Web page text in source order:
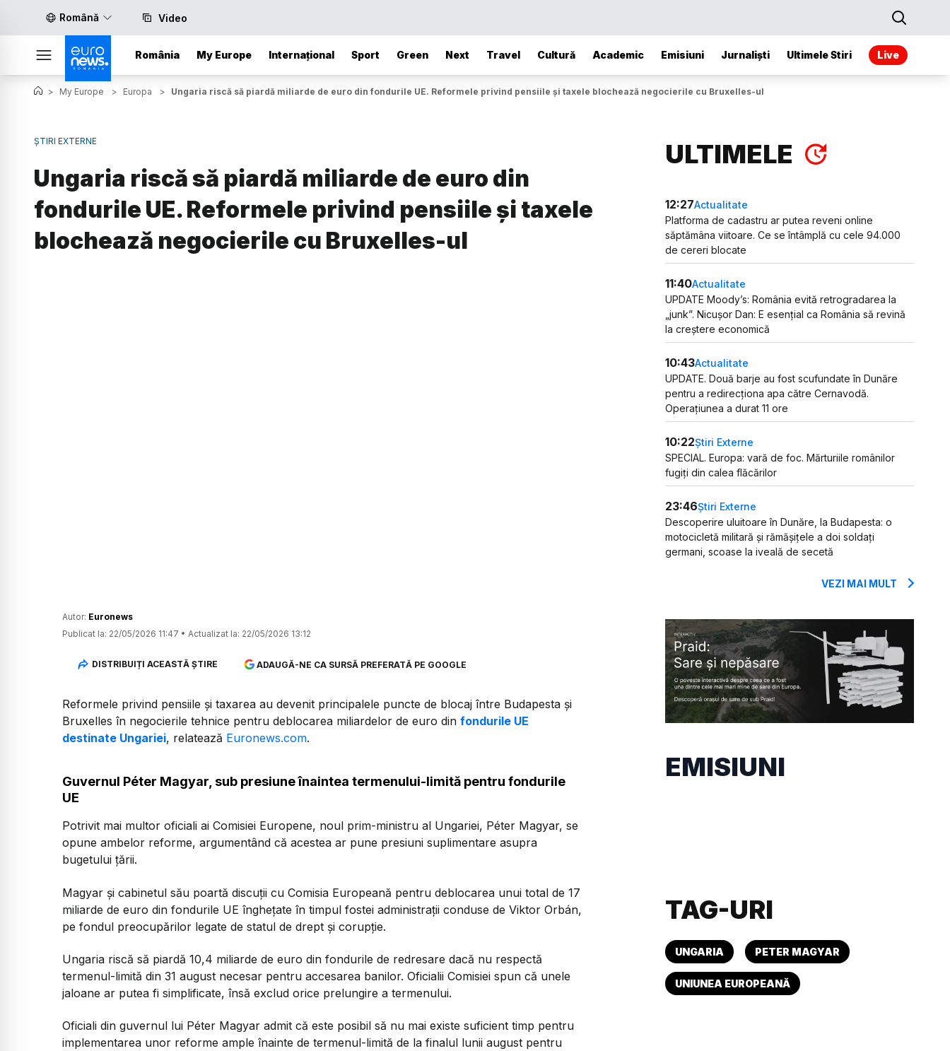
Română Video
România My Europe Internațional Sport Green Next Travel Cultură Academic Emisiuni Jurnaliști Ultimele Stiri Live
> My Europe > Europa > Ungaria riscă să piardă miliarde de euro din fondurile UE. Reformele privind pensiile și taxele blochează negocierile cu Bruxelles-ul
ȘTIRI EXTERNE
Ungaria riscă să piardă miliarde de euro din
fondurile UE. Reformele privind pensiile și taxele
blochează negocierile cu Bruxelles-ul
Autor: Euronews
Publicat la: 22/05/2026 11:47 • Actualizat la: 22/05/2026 13:12
DISTRIBUIȚI ACEASTĂ ȘTIRE ADAUGĂ-NE CA SURSĂ PREFERATĂ PE GOOGLE
Reformele privind pensiile și taxarea au devenit principalele puncte de blocaj între Budapesta și
Bruxelles în negocierile tehnice pentru deblocarea miliardelor de euro din fondurile UE
destinate Ungariei, relatează Euronews.com.
Guvernul Péter Magyar, sub presiune înaintea termenului-limită pentru fondurile
UE
Potrivit mai multor oficiali ai Comisiei Europene, noul prim-ministru al Ungariei, Péter Magyar, se
opune ambelor reforme, argumentând că acestea ar pune presiuni suplimentare asupra
bugetului țării.
Magyar și cabinetul său poartă discuții cu Comisia Europeană pentru deblocarea unui total de 17
miliarde de euro din fondurile UE înghețate în timpul fostei administrații conduse de Viktor Orbán,
pe fondul preocupărilor legate de statul de drept și corupție.
Ungaria riscă să piardă 10,4 miliarde de euro din fondurile de redresare dacă nu respectă
termenul-limită din 31 august necesar pentru accesarea banilor. Oficialii Comisiei spun că unele
jaloane ar putea fi simplificate, însă exclud orice prelungire a termenului.
Oficiali din guvernul lui Péter Magyar admit că este posibil să nu mai existe suficient timp pentru
implementarea unor reforme ample înainte de termenul-limită de la finalul lunii august pentru
ULTIMELE
12:27Actualitate
Platforma de cadastru ar putea reveni online
săptămâna viitoare. Ce se întâmplă cu cele 94.000
de cereri blocate
11:40Actualitate
UPDATE Moody’s: România evită retrogradarea la
„junk”. Nicușor Dan: E esențial ca România să revină
la creștere economică
10:43Actualitate
UPDATE. Două barje au fost scufundate în Dunăre
pentru a redirecționa apa către Cernavodă.
Operațiunea a durat 11 ore
10:22Știri Externe
SPECIAL. Europa: vară de foc. Mărturiile românilor
fugiți din calea flăcărilor
23:46Știri Externe
Descoperire uluitoare în Dunăre, la Budapesta: o
motocicletă militară și rămășițele a doi soldați
germani, scoase la iveală de secetă
VEZI MAI MULT
EMISIUNI
TAG-URI
UNGARIA PETER MAGYAR
UNIUNEA EUROPEANĂ